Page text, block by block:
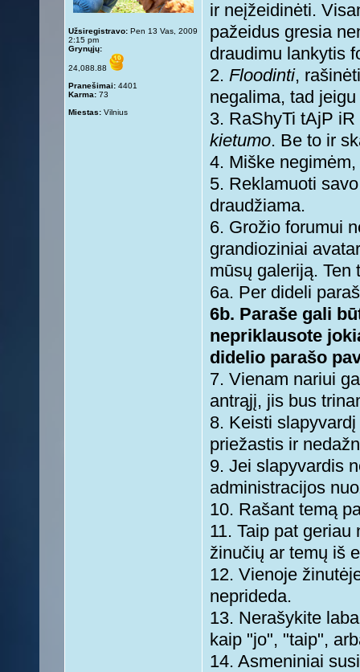
Užsiregistravo: Pen 13 Vas, 2009
2:15 pm
Grynųjų:
24,088.88
Pranešimai: 4401
Karma: 73
Miestas: Vilnius
ir neįžeidinėti.
pažeidus gresia
draudimu lankytis
2. Floodinti,
negalima, tad
3. RaShyTi tAjP
kietumo. Be to ir
4. Miške
5. Reklamuoti
draudžiama.
6. Grožio forumui
grandioziniai
mūsų galeriją. Ten
6a. Per dideli
6b. Paraše gali
nepriklausote
didelio parašo
7. Vienam nariui
antrąjį, jis bus
8. Keisti
priežastis ir
9. Jei slapyvardis
administracijos
10. Rašant temą
11. Taip pat
žinučių ar temų iš
12. Vienoje
neprideda.
13. Nerašykite
kaip "jo", "taip",
14. Asmeniniai